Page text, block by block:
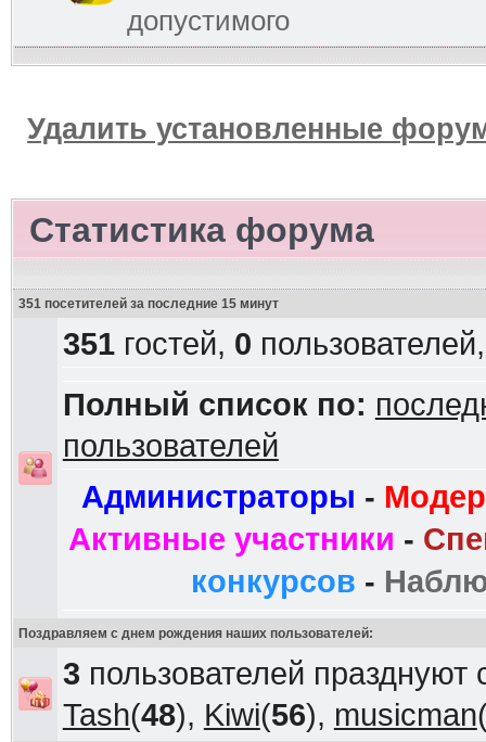
допустимого
Удалить установленные
Статистика форума
351 посетителей за последние 15 минут
351гостей, 0
Полный список по:
пользователей
Администраторы -
Активные участники -
конкурсов -
Поздравляем с днем рождения наших пользователей:
3 пользователей
Tash(48), Kiwi(56), musicman